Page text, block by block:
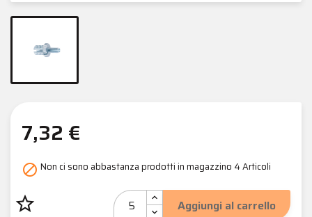
7,32 €
 Non ci sono abbastanza prodotti in magazzino 4 Articoli
star_border
Aggiungi al carrello